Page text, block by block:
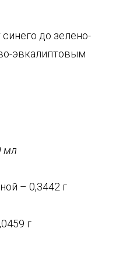
до зелено-
эвкалиптовым
мл
– 0,3442 г
г